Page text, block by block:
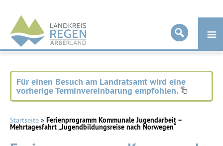
Landkreis
Regen
Für einen Besuch am Landratsamt wird eine
vorherige Terminvereinbarung empfohlen.
Startseite » Ferienprogramm Kommunale Jugendarbeit –
Mehrtagesfahrt „Jugendbildungsreise nach Norwegen“